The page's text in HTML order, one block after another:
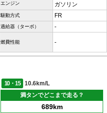
エンジン
ガソリン
駆動方式 FR
過給器（ターボ） -
燃費性能 -
10・15
10.6km/L
満タンでどこまで走る？
689km